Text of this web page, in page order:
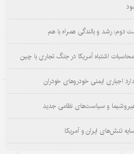
رشد و بالندگی همراه با هم
محاسبات اشتباه آمریکا در جنگ تجاری با چین
اجباری ایمنی خودروهای خودران
هیروشیما و سیاست‌های نظامی جدید
تنش‌های ایران و آمریکا